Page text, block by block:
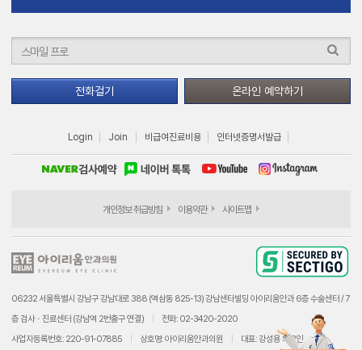
전화걸기 온라인 예약하기
Login Join 비급여진료비용 인터넷증명서발급
개인정보 취급방침 이용약관 사이트맵
06232 서울특별시 강남구 강남대로 388 (역삼동 825-13) 강남센타빌딩 아이리움안과 6층 수술센터 / 7
층 검사ㆍ진료센터 (강남역 2번출구 연결)
전화: 02-3420-2020
사업자등록번호: 220-91-07885
상호명: 아이리움안과의원 대표: 강성용 외 2인